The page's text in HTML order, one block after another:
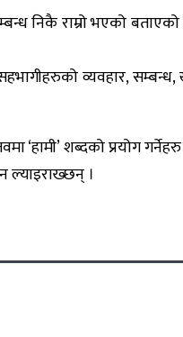
सम्बन्ध निकै राम्रो भएको
व्यवहार,
‘हामी’ शब्दको प्रयोग
ल्याइराख्छन् ।